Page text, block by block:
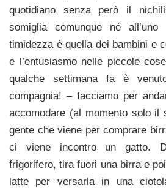
quotidiano senza però il
somiglia comunque né
timidezza è quella dei bambini e
e l’entusiasmo nelle piccole
qualche settimana fa è
compagnia! – facciamo per
accomodare (al momento solo il
gente che viene per comprare
ci viene incontro un gatto.
frigorifero, tira fuori una birra e
latte per versarla in una